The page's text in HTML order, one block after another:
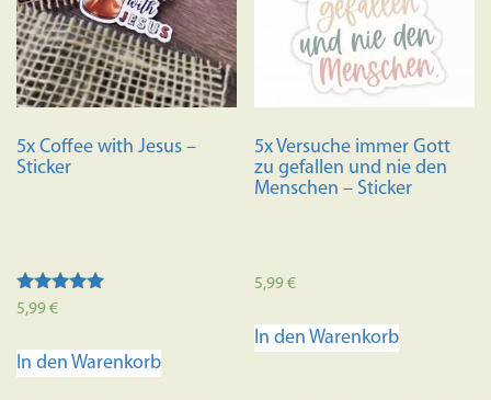
5x Coffee with Jesus –
Sticker
Bewertet mit
5,99€
In den Warenkorb
5x Versuche immer Gott
zu gefallen und nie den
Menschen – Sticker
5,99€
In den Warenkorb